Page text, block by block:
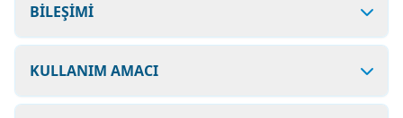
BİLEŞİMİ
KULLANIM AMACI